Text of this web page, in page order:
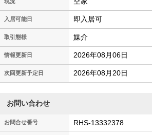
入居可能日 即入居可
取引態様 媒介
情報更新日 2026年08月06日
次回更新予定日 2026年08月20日
お問い合わせ
お問合せ番号 RHS-13332378